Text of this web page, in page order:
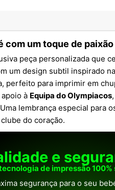
com um toque de
peça personalizada que
um design subtil inspirado na
perfeito para imprimir em
à Equipa do Olympiacos
lembrança especial para
do coração.
e
de impressão
segurança para o seu